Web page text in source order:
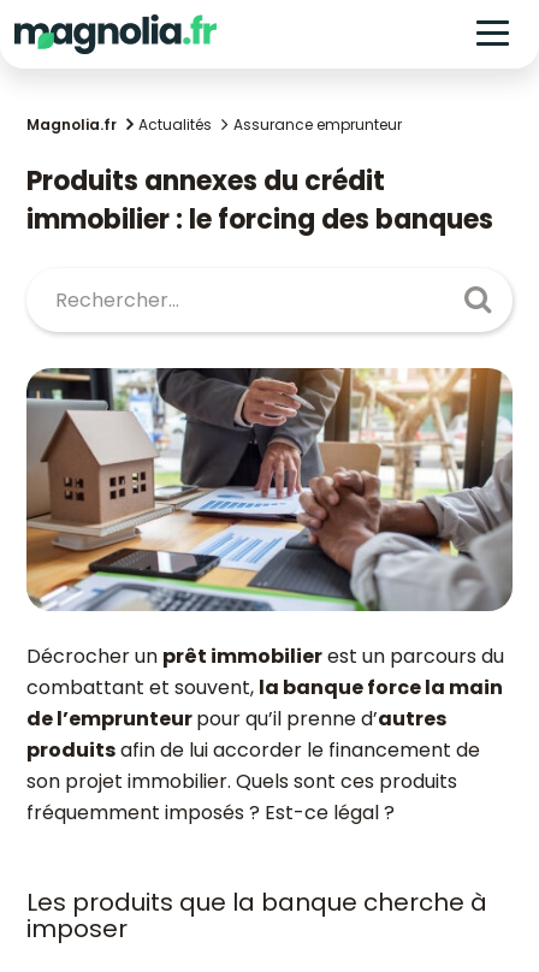
Magnolia.fr Actualités Assurance emprunteur
Produits annexes du crédit
immobilier : le forcing des banques
Décrocher un prêt immobilierest un parcours du
combattant et souvent, la banque force la main
de l’emprunteurpour qu’il prenne d’autres
produitsafin de lui accorder le financement de
son projet immobilier. Quels sont ces produits
fréquemment imposés ? Est-ce légal ?
Les produits que la banque cherche à
imposer